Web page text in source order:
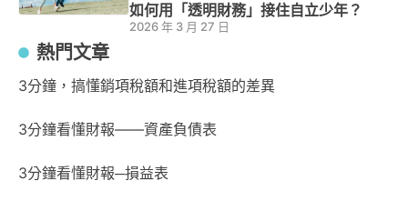
如何用「透明財務」接住自立少年？
2026 年 3 月 27 日
熱門文章
3分鐘，搞懂銷項稅額和進項稅額的差異
3分鐘看懂財報——資產負債表
3分鐘看懂財報─損益表